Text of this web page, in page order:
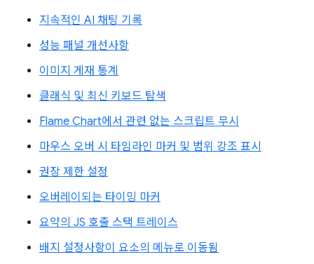
지속적인 AI 채팅 기록
성능 패널 개선사항
이미지 게재 통계
클래식 및 최신 키보드 탐색
Flame Chart에서 관련 없는 스크립트 무시
마우스 오버 시 타임라인 마커 및 범위 강조 표시
권장 제한 설정
오버레이되는 타이밍 마커
요약의 JS 호출 스택 트레이스
배지 설정사항이 요소의 메뉴로 이동됨